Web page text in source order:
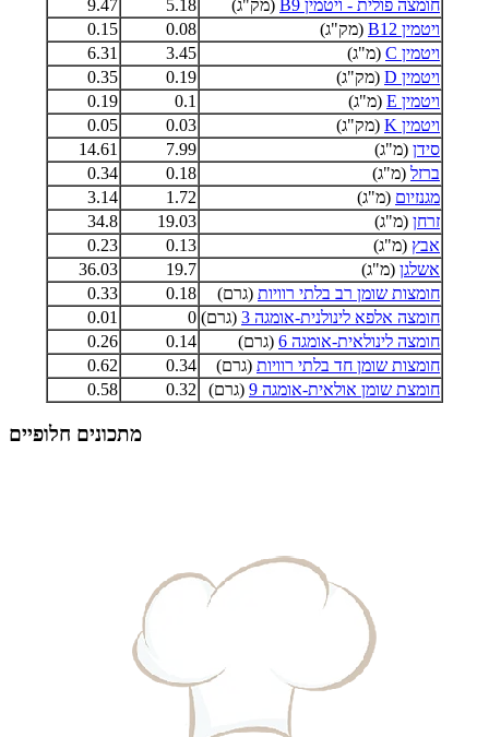
חומצה פולית - ויטמין B9
(מק"ג) 5.18
9.47
ויטמין B12
(מק"ג) 0.08
0.15
ויטמין C
(מ"ג) 3.45
6.31
ויטמין D
(מק"ג) 0.19
0.35
ויטמין E
(מ"ג) 0.1
0.19
ויטמין K
(מק"ג) 0.03
0.05
סידן (מ"ג) 7.99
14.61
ברזל (מ"ג) 0.18
0.34
מגנזיום (מ"ג) 1.72
3.14
זרחן (מ"ג) 19.03
34.8
אבץ (מ"ג) 0.13
0.23
אשלגן (מ"ג) 19.7
36.03
חומצות שומן רב בלתי רוויות (גרם) 0.18
0.33
חומצה אלפא לינולנית-אומגה 3
(גרם) 0
0.01
חומצה לינולאית-אומגה 6
(גרם) 0.14
0.26
חומצות שומן חד בלתי רוויות (גרם) 0.34
0.62
חומצת שומן אולאית-אומגה 9
(גרם) 0.32
0.58
מתכונים חלופיים